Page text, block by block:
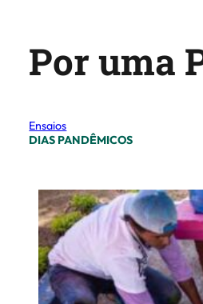
Por uma
Ensaios
DIAS PANDÊMICOS